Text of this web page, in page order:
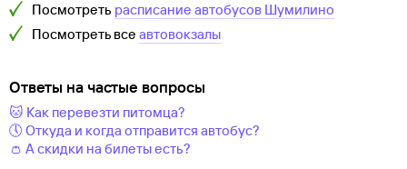
Посмотреть расписание автобусов Шумилино
Посмотреть все автовокзалы
Ответы на частые вопросы
🐱 Как перевезти питомца?
🕔 Откуда и когда отправится автобус?
👛 А скидки на билеты есть?